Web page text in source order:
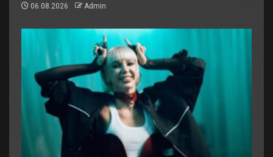
06.08.2026 Admin